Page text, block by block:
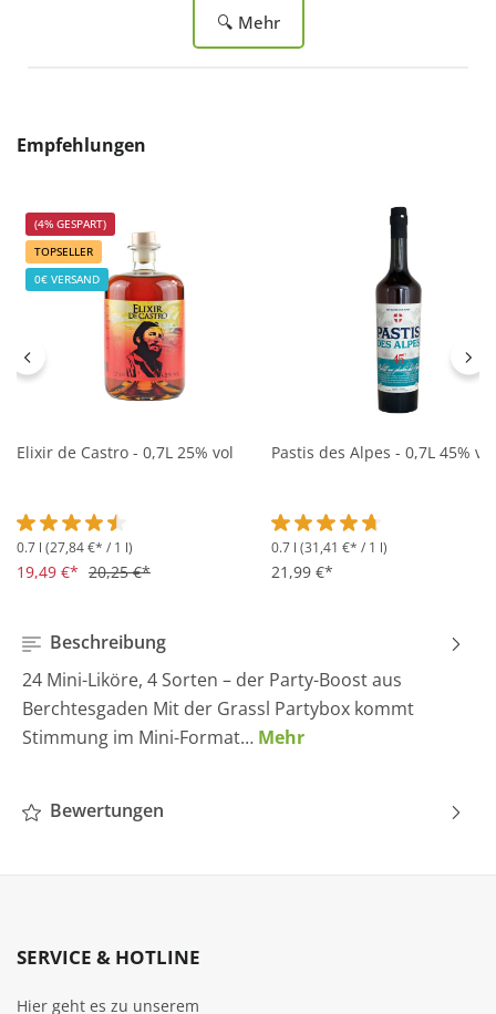
🔍 Mehr
Produktgalerie überspringen
Empfehlungen
(4% GESPART)
TOPSELLER
0€ VERSAND
Elixir de Castro - 0,7L 25% vol
Durchschnittliche Bewertung von 4.5 von 5 Sternen
0.7 l (27,84 €* / 1 l)
19,49 €* 20,25 €*
Pastis des Alpes - 0,7L 45% vol
Durchschnittliche
0.7 l (31,41 €* / 1 l)
21,99 €*
Beschreibung
24 Mini-Liköre, 4 Sorten – der Party-Boost aus
Berchtesgaden Mit der Grassl Partybox kommt
Stimmung im Mini-Format… Mehr
Bewertungen
SERVICE & HOTLINE
Hier geht es zu unserem